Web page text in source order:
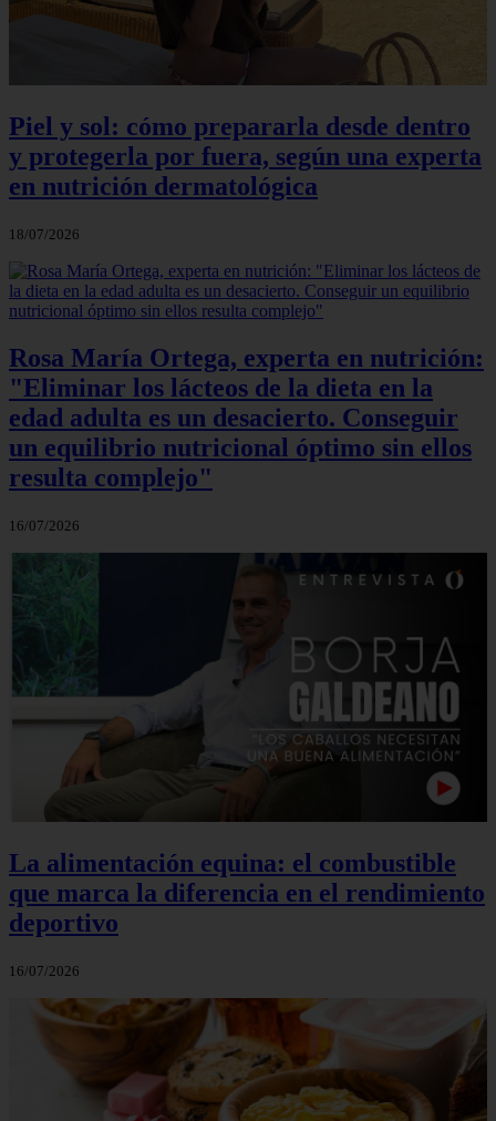
Piel y sol: cómo prepararla desde dentro
y protegerla por fuera, según una experta
en nutrición dermatológica
18/07/2026
Rosa María Ortega, experta en nutrición:
"Eliminar los lácteos de la dieta en la
edad adulta es un desacierto. Conseguir
un equilibrio nutricional óptimo sin ellos
resulta complejo"
16/07/2026
La alimentación equina: el combustible
que marca la diferencia en el rendimiento
deportivo
16/07/2026